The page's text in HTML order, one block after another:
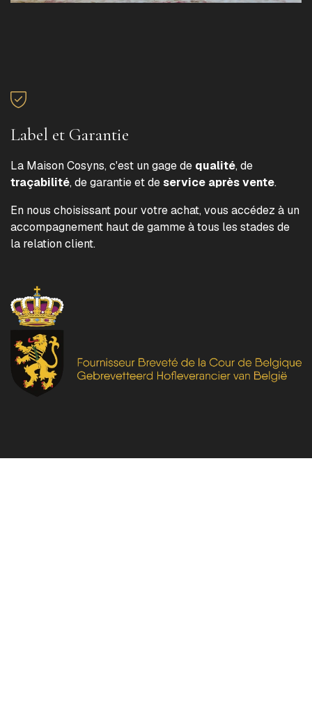
Label et Garantie
La Maison Cosyns, c'est un gage de qualité, de
traçabilité, de garantie et deservice après vente.
En nous choisissant pour votre achat, vous accédez à un
accompagnement haut de gamme à tous les stades de
la relation client.